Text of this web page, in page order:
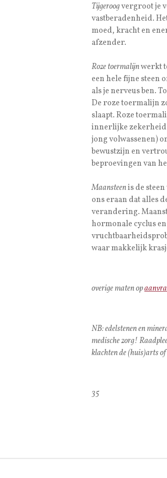
Tijgeroogvergroot je
vastberadenheid.
moed, kracht en
afzender.
Roze toermalijnwerkt
een hele fijne steen
als je nerveus ben.
De roze toermalijn
slaapt. Roze
innerlijke
jong volwassenen)
bewustzijn en
beproevingen van
Maansteenis de
ons eraan dat alles
verandering.
hormonale cyclus
waar makkelijk
overige maten op
NB: edelstenen en
medische zorg!
klachten de (huis)arts
35